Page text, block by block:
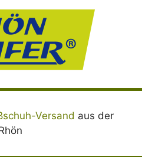
Versand aus der